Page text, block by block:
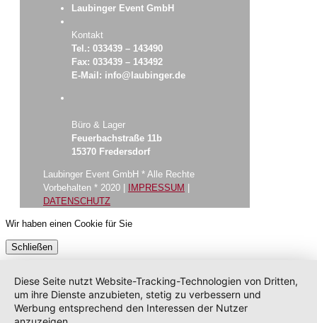
Laubinger Event GmbH
Kontakt
Tel.: 033439 – 143490
Fax: 033439 – 143492
E-Mail: info@laubinger.de
Büro & Lager
Feuerbachstraße 11b
15370 Fredersdorf
Laubinger Event GmbH * Alle Rechte
Vorbehalten * 2020 |
IMPRESSUM
DATENSCHUTZ
Wir haben einen Cookie für Sie
Schließen
Diese Seite nutzt Website-Tracking-Technologien von Dritten,
um ihre Dienste anzubieten, stetig zu verbessern und
Werbung entsprechend den Interessen der Nutzer